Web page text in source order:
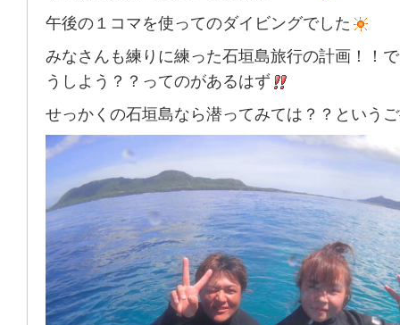
午後の１コマを使ってのダイビングでした
みなさんも練りに練った石垣島旅行の計画！！
うしよう？？ってのがあるはず
せっかくの石垣島なら潜ってみては？？という